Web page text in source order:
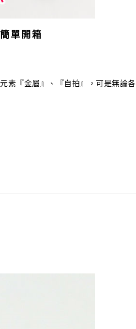
單開箱
素『金屬』、『自拍』，可是無論各